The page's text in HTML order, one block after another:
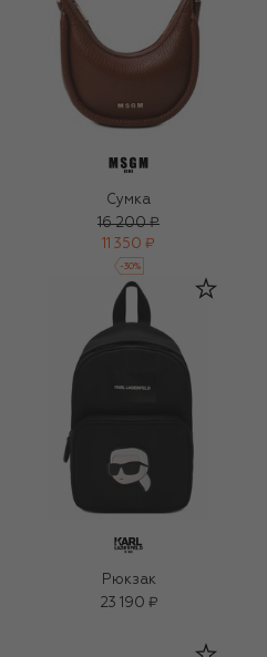
Сумка
16 200 ₽
11 350 ₽
-30%
Рюкзак
23 190 ₽